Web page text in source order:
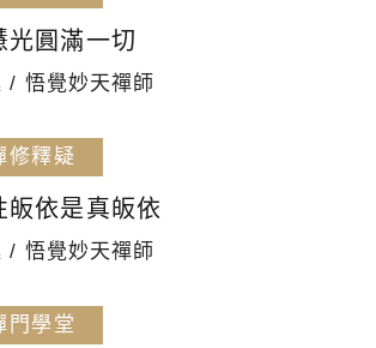
光圓滿一切
/ 悟覺妙天禪師
修釋疑
皈依是真皈依
/ 悟覺妙天禪師
門學堂